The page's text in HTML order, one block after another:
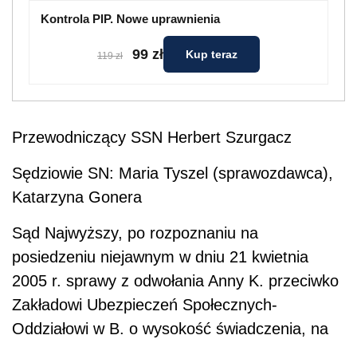
Kontrola PIP. Nowe uprawnienia
119 zł 99 zł Kup teraz
Przewodniczący SSN Herbert Szurgacz
Sędziowie SN: Maria Tyszel (sprawozdawca),
Katarzyna Gonera
Sąd Najwyższy, po rozpoznaniu na
posiedzeniu niejawnym w dniu 21 kwietnia
2005 r. sprawy z odwołania Anny K. przeciwko
Zakładowi Ubezpieczeń Społecznych-
Oddziałowi w B. o wysokość świadczenia, na